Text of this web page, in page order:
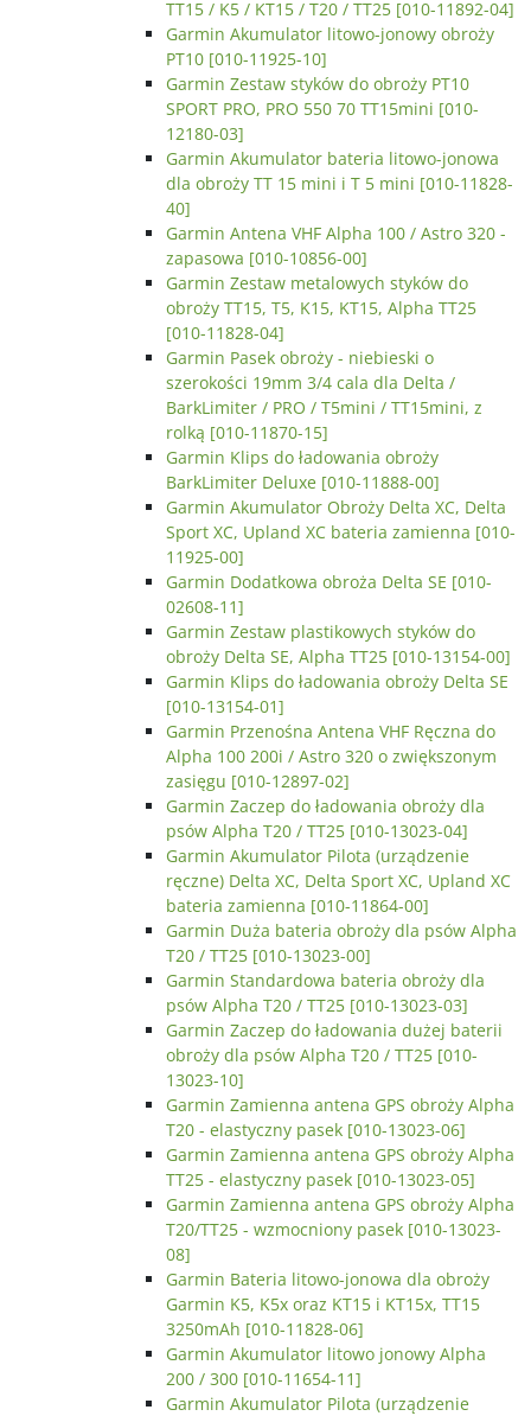
TT15 / K5 / KT15 / T20 / TT25 [010-11892-04]
Garmin Akumulator litowo-jonowy obroży
PT10 [010-11925-10]
Garmin Zestaw styków do obroży PT10
SPORT PRO, PRO 550 70 TT15mini [010-
12180-03]
Garmin Akumulator bateria litowo-jonowa
dla obroży TT 15 mini i T 5 mini [010-11828-
40]
Garmin Antena VHF Alpha 100 / Astro 320 -
zapasowa [010-10856-00]
Garmin Zestaw metalowych styków do
obroży TT15, T5, K15, KT15, Alpha TT25
[010-11828-04]
Garmin Pasek obroży - niebieski o
szerokości 19mm 3/4 cala dla Delta /
BarkLimiter / PRO / T5mini / TT15mini, z
rolką [010-11870-15]
Garmin Klips do ładowania obroży
BarkLimiter Deluxe [010-11888-00]
Garmin Akumulator Obroży Delta XC, Delta
Sport XC, Upland XC bateria zamienna [010-
11925-00]
Garmin Dodatkowa obroża Delta SE [010-
02608-11]
Garmin Zestaw plastikowych styków do
obroży Delta SE, Alpha TT25 [010-13154-00]
Garmin Klips do ładowania obroży Delta SE
[010-13154-01]
Garmin Przenośna Antena VHF Ręczna do
Alpha 100 200i / Astro 320 o zwiększonym
zasięgu [010-12897-02]
Garmin Zaczep do ładowania obroży dla
psów Alpha T20 / TT25 [010-13023-04]
Garmin Akumulator Pilota (urządzenie
ręczne) Delta XC, Delta Sport XC, Upland XC
bateria zamienna [010-11864-00]
Garmin Duża bateria obroży dla psów Alpha
T20 / TT25 [010-13023-00]
Garmin Standardowa bateria obroży dla
psów Alpha T20 / TT25 [010-13023-03]
Garmin Zaczep do ładowania dużej baterii
obroży dla psów Alpha T20 / TT25 [010-
13023-10]
Garmin Zamienna antena GPS obroży Alpha
T20 - elastyczny pasek [010-13023-06]
Garmin Zamienna antena GPS obroży Alpha
TT25 - elastyczny pasek [010-13023-05]
Garmin Zamienna antena GPS obroży Alpha
T20/TT25 - wzmocniony pasek [010-13023-
08]
Garmin Bateria litowo-jonowa dla obroży
Garmin K5, K5x oraz KT15 i KT15x, TT15
3250mAh [010-11828-06]
Garmin Akumulator litowo jonowy Alpha
200 / 300 [010-11654-11]
Garmin Akumulator Pilota (urządzenie